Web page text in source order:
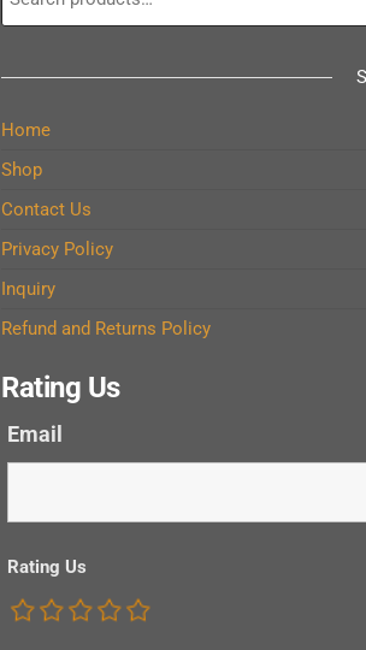
Home
Shop
Contact Us
Privacy Policy
Inquiry
Refund and Returns Policy
Rating Us
Email
Rating Us